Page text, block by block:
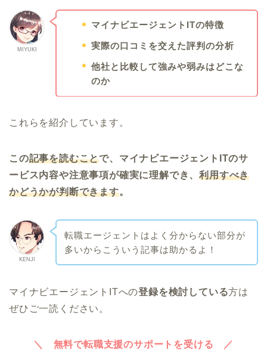
MIYUKI
マイナビエージェントITの特徴
実際の口コミを交えた評判の分析
他社と比較して強みや弱みはどこな
のか
これらを紹介しています。
この記事を読むことで、マイナビエージェントITのサ
ービス内容や注意事項が確実に理解でき、利用すべき
かどうかが判断できます。
KENJI
転職エージェントはよく分からない部分が
多いからこういう記事は助かるよ！
マイナビエージェントITへの登録を検討している方は
ぜひご一読ください。
＼ 無料で転職支援のサポートを受ける ／